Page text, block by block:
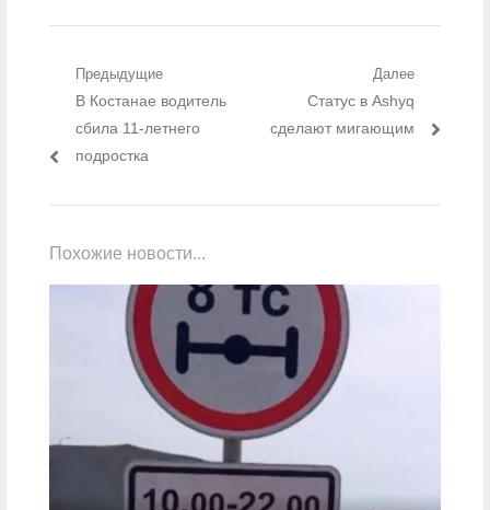
Навигация по записям
Предыдущие
Предыдущий пост:
В Костанае водитель
сбила 11-летнего
подростка
Далее
Следующий пост:
Статус в Ashyq
сделают мигающим
Похожие новости...